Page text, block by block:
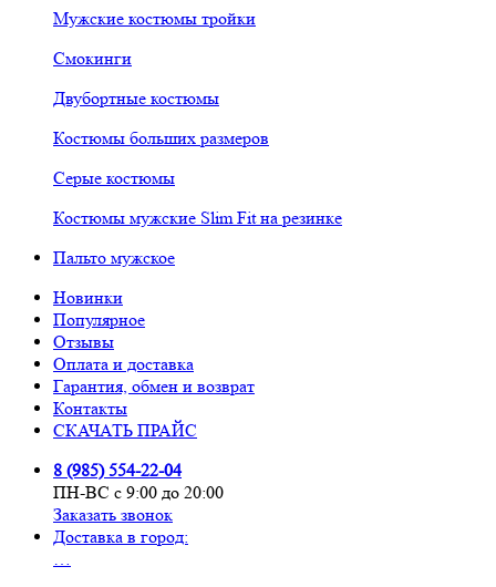
Мужские костюмы тройки
Смокинги
Двубортные костюмы
Костюмы больших размеров
Серые костюмы
Костюмы мужские Slim Fit на резинке
Пальто мужское
Новинки
Популярное
Отзывы
Оплата и доставка
Гарантия, обмен и возврат
Контакты
СКАЧАТЬ ПРАЙС
8 (985) 554-22-04
ПН-ВС с 9:00 до 20:00
Заказать звонок
Доставка в город:
…